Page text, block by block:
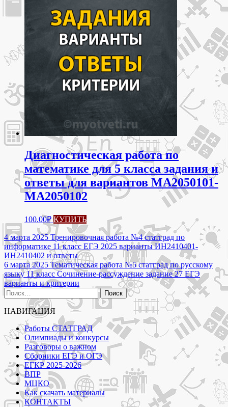
Диагностическая работа по
математике для 5 класса задания и
ответы для вариантов МА2050101-
МА2050102
100.00₽ КУПИТЬ
Навигация
по
записям
4 марта 2025 Тренировочная работа №4 статград по
информатике 11 класс ЕГЭ 2025 варианты ИН2410401-
ИН2410402 и ответы
6 марта 2025 Тематическая работа №5 статград по русскому
языку 11 класс Сочинение-рассуждение задание 27 ЕГЭ
варианты и критерии
Найти:
НАВИГАЦИЯ
Работы СТАТГРАД
Олимпиады и конкурсы
Разговоры о важном
Сборники ЕГЭ и ОГЭ
ЕГКР 2025-2026
ВПР
МЦКО
Как скачать материалы
КОНТАКТЫ